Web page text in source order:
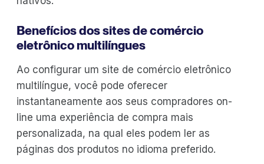
Benefícios dos sites de comércio
eletrônico multilíngues
Ao configurar um site de comércio eletrônico
multilíngue, você pode oferecer
instantaneamente aos seus compradores on-
line uma experiência de compra mais
personalizada, na qual eles podem ler as
páginas dos produtos no idioma preferido.